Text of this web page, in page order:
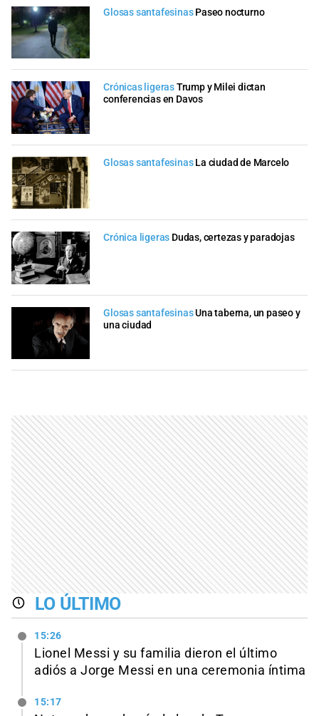
Glosas santafesinas Paseo nocturno
Crónicas ligerasTrump y Milei dictan
conferencias en Davos
Glosas santafesinas La ciudad de Marcelo
Crónica ligeras Dudas, certezas y paradojas
Glosas santafesinasUna taberna, un paseo y
una ciudad
LO ÚLTIMO
15:26
Lionel Messi y su familia dieron el último
adiós a Jorge Messi en una ceremonia íntima
15:17